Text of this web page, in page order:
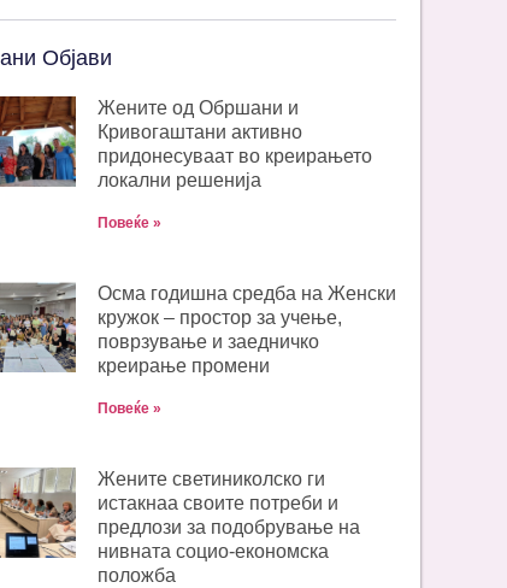
Објави
Жените од Обршани и
Кривогаштани активно
придонесуваат во креирањето
локални решенија
Повеќе »
Oсма годишна средба на Женски
кружок – простор за учење,
поврзување и заедничко
креирање промени
Повеќе »
Жените светиниколско ги
истакнаа своите потреби и
предлози за подобрување на
нивната социо-економска
положба